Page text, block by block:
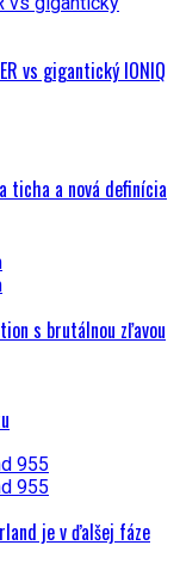
vs gigantický IONIQ
ticha a nová definícia
s brutálnou zľavou
je v ďalšej fáze